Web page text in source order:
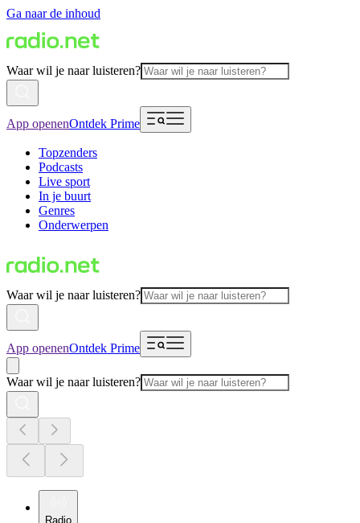
Ga naar de inhoud
Waar wil je naar luisteren?
App openenOntdek Prime
Topzenders
Podcasts
Live sport
In je buurt
Genres
Onderwerpen
Waar wil je naar luisteren?
App openenOntdek Prime
Waar wil je naar luisteren?
Radio